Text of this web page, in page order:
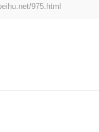
975.html